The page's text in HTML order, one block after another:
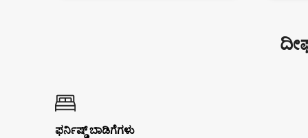
ಫರ್ನಿಷ್ಡ್ ಬಾಡಿಗೆಗಳು